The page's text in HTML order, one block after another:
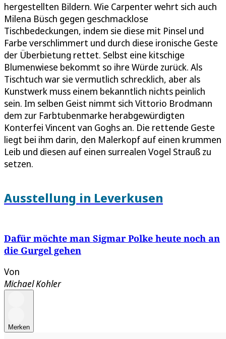
hergestellten Bildern. Wie Carpenter wehrt sich auch
Milena Büsch gegen geschmacklose
Tischbedeckungen, indem sie diese mit Pinsel und
Farbe verschlimmert und durch diese ironische Geste
der Überbietung rettet. Selbst eine kitschige
Blumenwiese bekommt so ihre Würde zurück. Als
Tischtuch war sie vermutlich schrecklich, aber als
Kunstwerk muss einem bekanntlich nichts peinlich
sein. Im selben Geist nimmt sich Vittorio Brodmann
dem zur Farbtubenmarke herabgewürdigten
Konterfei Vincent van Goghs an. Die rettende Geste
liegt bei ihm darin, den Malerkopf auf einen krummen
Leib und diesen auf einen surrealen Vogel Strauß zu
setzen.
Ausstellung in Leverkusen
Dafür möchte man Sigmar Polke heute noch an
die Gurgel gehen
Von
Michael Kohler
Merken